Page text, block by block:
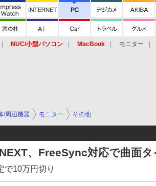
NUC/小型パソコン MacBook モニター
/周辺機器 モニター その他
、FreeSync対応で曲面
で10万円切り